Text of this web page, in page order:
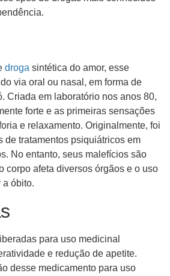
droga sintética do amor, esse
via oral ou nasal, em forma de
Criada em laboratório nos anos 80,
forte e as primeiras sensações
e relaxamento. Originalmente, foi
de tratamentos psiquiátricos em
No entanto, seus malefícios são
corpo afeta diversos órgãos e o uso
a óbito.
para uso medicinal
e redução de apetite.
desse medicamento para uso